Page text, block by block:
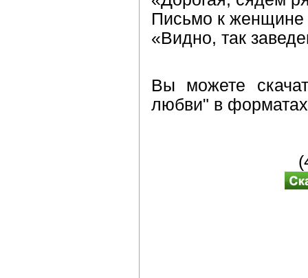
Письмо к женщине
«Видно, так
Вы можете
любви" в форматах